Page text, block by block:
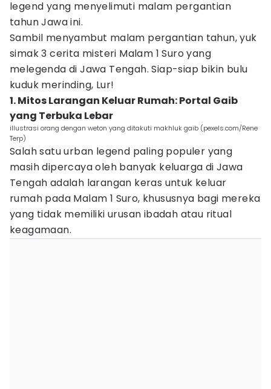
legend yang menyelimuti malam pergantian
tahun Jawa ini.
Sambil menyambut malam pergantian tahun, yuk
simak 3 cerita misteri Malam 1 Suro yang
melegenda di Jawa Tengah. Siap-siap bikin bulu
kuduk merinding, Lur!
1. Mitos Larangan Keluar Rumah: Portal Gaib
yang Terbuka Lebar
illustrasi orang dengan weton yang ditakuti makhluk gaib (pexels.com/Rene
Terp)
Salah satu urban legend paling populer yang
masih dipercaya oleh banyak keluarga di Jawa
Tengah adalah larangan keras untuk keluar
rumah pada Malam 1 Suro, khususnya bagi mereka
yang tidak memiliki urusan ibadah atau ritual
keagamaan.